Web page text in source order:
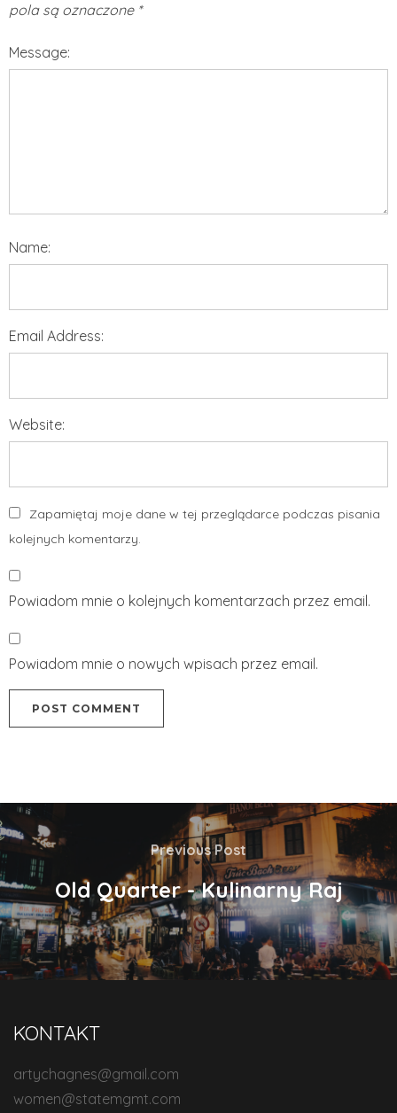
pola są oznaczone *
Message:
Name:
Email Address:
Website:
Zapamiętaj moje dane w tej przeglądarce podczas pisania
kolejnych komentarzy.
Powiadom mnie o kolejnych komentarzach przez email.
Powiadom mnie o nowych wpisach przez email.
Previous Post
Old Quarter - Kulinarny Raj
KONTAKT
artychagnes@gmail.com
women@statemgmt.com